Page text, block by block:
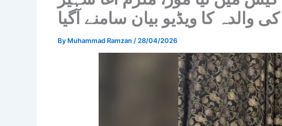
کی والدہ کا ویڈیو بیان سامنے آگیا
By Muhammad Ramzan / 28/04/2026